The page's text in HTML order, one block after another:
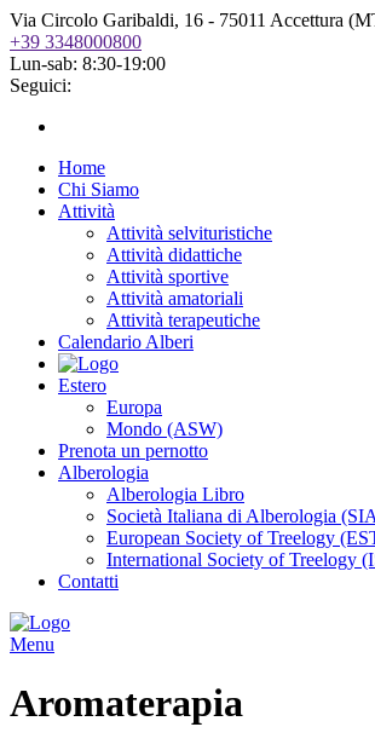
Via Circolo Garibaldi, 16 - 75011 Accettura
+39 3348000800
Lun-sab: 8:30-19:00
Seguici:
Home
Chi Siamo
Attività
Attività selvituristiche
Attività didattiche
Attività sportive
Attività amatoriali
Attività terapeutiche
Calendario Alberi
Estero
Europa
Mondo (ASW)
Prenota un pernotto
Alberologia
Alberologia Libro
Società Italiana di Alberologia
European Society of Treelogy
International Society of Treelogy
Contatti
Menu
Aromaterapia